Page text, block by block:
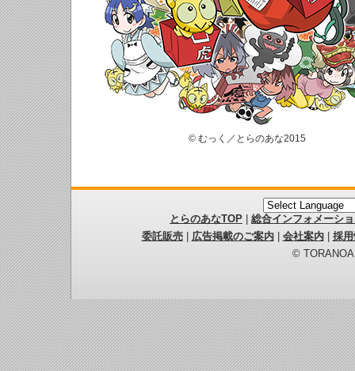
© むっく／とらのあな2015
とらのあなTOP
総合インフォメーシ
委託販売| 広告掲載のご案内| 会社案内| 採
©